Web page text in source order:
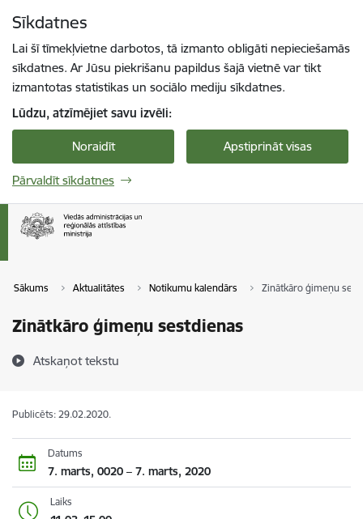
Sīkdatnes
Lai šī tīmekļvietne darbotos, tā izmanto obligāti nepieciešamās
sīkdatnes. Ar Jūsu piekrišanu papildus šajā vietnē var tikt
izmantotas statistikas un sociālo mediju sīkdatnes.
Lūdzu, atzīmējiet savu izvēli:
Noraidīt Apstiprināt visas
Pārvaldīt sīkdatnes
Sākums Aktualitātes Notikumu kalendārs Zinātkāro ģimeņu
Zinātkāro ģimeņu sestdienas
Atskaņot tekstu
Publicēts: 29.02.2020.
Datums
7. marts, 0020 – 7. marts, 2020
Laiks